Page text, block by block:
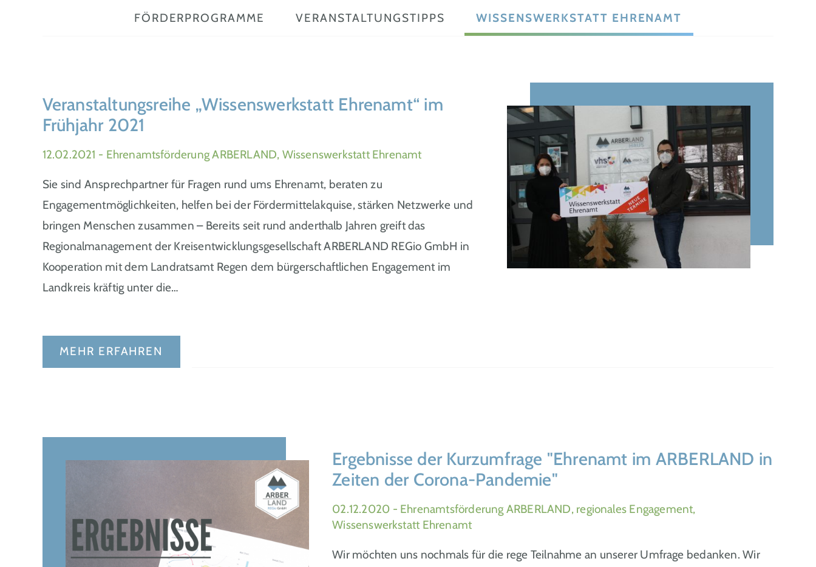
FÖRDERPROGRAMME VERANSTALTUNGSTIPPS WISSENSWERKSTATT EHRENAMT
Veranstaltungsreihe „Wissenswerkstatt Ehrenamt“ im
Frühjahr 2021
12.02.2021 - Ehrenamtsförderung ARBERLAND, Wissenswerkstatt Ehrenamt
Sie sind Ansprechpartner für Fragen rund ums Ehrenamt, beraten zu
Engagementmöglichkeiten, helfen bei der Fördermittelakquise, stärken Netzwerke und
bringen Menschen zusammen – Bereits seit rund anderthalb Jahren greift das
Regionalmanagement der Kreisentwicklungsgesellschaft ARBERLAND REGio GmbH in
Kooperation mit dem Landratsamt Regen dem bürgerschaftlichen Engagement im
Landkreis kräftig unter die…
MEHR ERFAHREN
Ergebnisse der Kurzumfrage "Ehrenamt im ARBERLAND in
Zeiten der Corona-Pandemie"
02.12.2020 - Ehrenamtsförderung ARBERLAND, regionales Engagement,
Wissenswerkstatt Ehrenamt
Wir möchten uns nochmals für die rege Teilnahme an unserer Umfrage bedanken. Wir